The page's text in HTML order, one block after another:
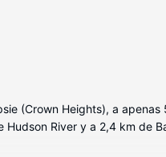
(Crown Heights), a
River y a 2,4 km de